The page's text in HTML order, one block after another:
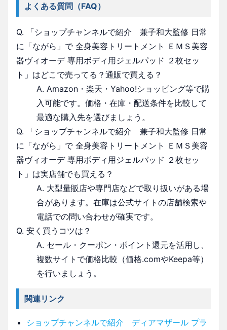
よくある質問（FAQ）
Q. 「ショップチャンネルで紹介 兼子和大監修 日常
に「ながら」で 全身美容トリートメント ＥＭＳ美容
器ヴィオーデ 専用ボディ用ジェルパッド ２枚セッ
ト」はどこで売ってる？通販で買える？
A. Amazon・楽天・Yahoo!ショッピング等で購
入可能です。価格・在庫・配送条件を比較して
最適な購入先を選びましょう。
Q. 「ショップチャンネルで紹介 兼子和大監修 日常
に「ながら」で 全身美容トリートメント ＥＭＳ美容
器ヴィオーデ 専用ボディ用ジェルパッド ２枚セッ
ト」は実店舗でも買える？
A. 大型量販店や専門店などで取り扱いがある場
合があります。在庫は公式サイトの店舗検索や
電話での問い合わせが確実です。
Q. 安く買うコツは？
A. セール・クーポン・ポイント還元を活用し、
複数サイトで価格比較（価格.comやKeepa等）
を行いましょう。
関連リンク
ショップチャンネルで紹介 ディアマザール プラ